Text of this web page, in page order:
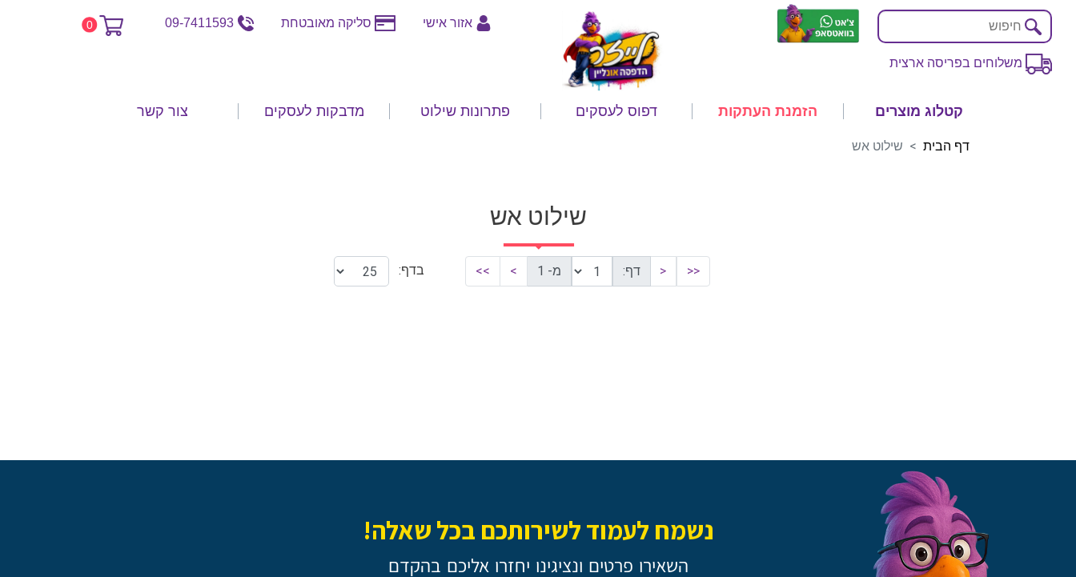
משלוחים בפריסה ארצית
אזור אישי סליקה מאובטחת 09-7411593
0
קטלוג מוצרים הזמנת העתקות דפוס לעסקים פתרונות שילוט מדבקות לעסקים צור קשר
דף הבית שילוט אש
שילוט אש
<<
< דף: מ- 1 >
>> בדף:
נשמח לעמוד לשירותכם בכל שאלה!
השאירו פרטים ונציגינו יחזרו אליכם בהקדם